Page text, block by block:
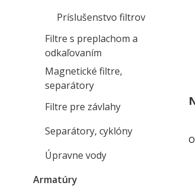
Príslušenstvo filtrov
Filtre s preplachom a
odkaľovaním
Magnetické filtre,
separátory
Filtre pre závlahy
Separátory, cyklóny
Úpravne vody
Armatúry